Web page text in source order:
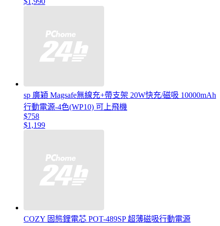
sp 廣穎 Magsafe無線充+帶支架 20W快充/磁吸 10000mAh
行動電源-4色(WP10) 可上飛機
$758
$1,199
COZY 固態鋰電芯 POT-489SP 超薄磁吸行動電源